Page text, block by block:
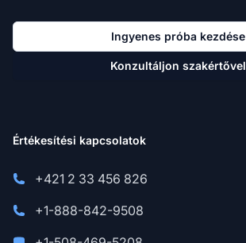
Ingyenes próba kezdése
Konzultáljon szakértővel
Értékesítési kapcsolatok
+421 2 33 456 826
+1-888-842-9508